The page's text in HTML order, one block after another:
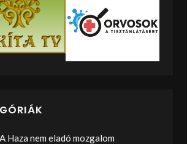
A Haza nem eladó mozgalom